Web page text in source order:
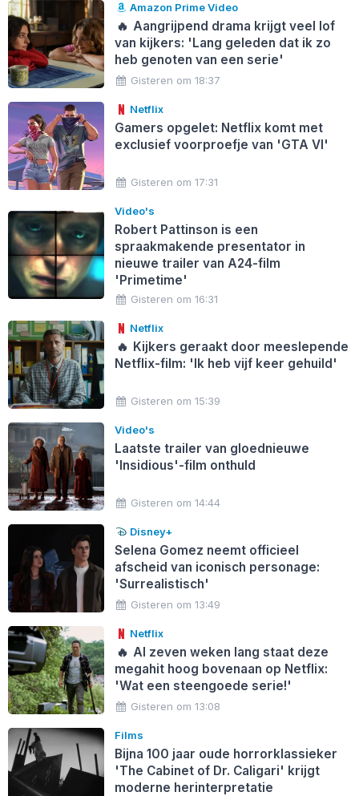
Amazon Prime Video
🔥 Aangrijpend drama krijgt veel lof
van kijkers: 'Lang geleden dat ik zo
heb genoten van een serie'
Gisteren om 18:37
Netflix
Gamers opgelet: Netflix komt met
exclusief voorproefje van 'GTA VI'
Gisteren om 17:31
Video's
Robert Pattinson is een
spraakmakende presentator in
nieuwe trailer van A24-film
'Primetime'
Gisteren om 16:31
Netflix
🔥 Kijkers geraakt door meeslepende
Netflix-film: 'Ik heb vijf keer gehuild'
Gisteren om 15:39
Video's
Laatste trailer van gloednieuwe
'Insidious'-film onthuld
Gisteren om 14:44
Disney+
Selena Gomez neemt officieel
afscheid van iconisch personage:
'Surrealistisch'
Gisteren om 13:49
Netflix
🔥 Al zeven weken lang staat deze
megahit hoog bovenaan op Netflix:
'Wat een steengoede serie!'
Gisteren om 13:08
Films
Bijna 100 jaar oude horrorklassieker
'The Cabinet of Dr. Caligari' krijgt
moderne herinterpretatie